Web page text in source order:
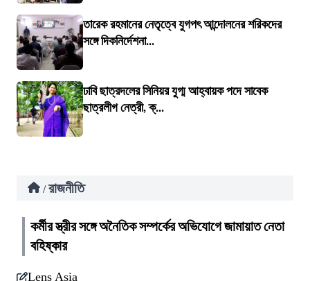
তারেক রহমানের নেতৃত্বে যুগপৎ আন্দোলনের শরিকদের
সঙ্গে দিকনির্দেশনা...
ঢাবি ছাত্রদলের সিনিয়র যুগ্ম আহ্বায়ক পদে সাবেক
ছাত্রলীগ নেত্রী, ক্...
/ রাজনীতি
কর্মীর স্ত্রীর সঙ্গে অনৈতিক সম্পর্কের অভিযোগে জামায়াত নেতা
বহিষ্কার
Lens Asia